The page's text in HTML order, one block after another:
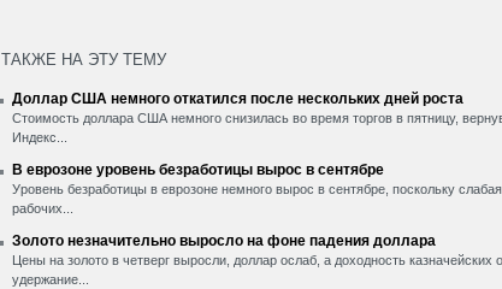
ТАКЖЕ НА ЭТУ ТЕМУ
Доллар США немного откатился после нескольких дней роста
Стоимость доллара США немного снизилась во время торгов в пятницу,
Индекс...
В еврозоне уровень безработицы вырос в сентябре
Уровень безработицы в еврозоне немного вырос в сентябре, поскольку
рабочих...
Золото незначительно выросло на фоне падения доллара
Цены на золото в четверг выросли, доллар ослаб, а доходность казначейских
удержание...